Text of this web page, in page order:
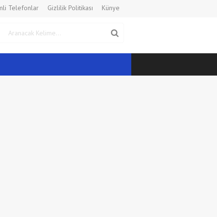
Telefonlar Gizlilik Politikası Künye